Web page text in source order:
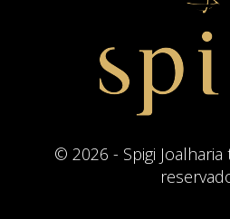
© 2026 - Spigi